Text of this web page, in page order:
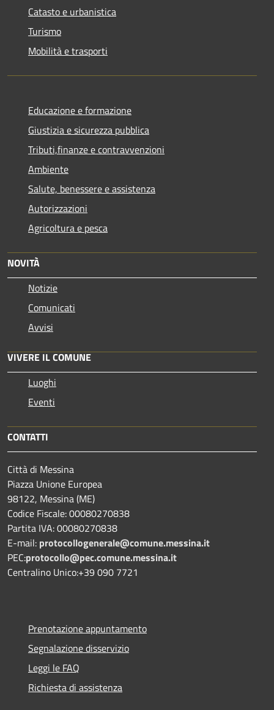
Catasto e urbanistica
Turismo
Mobilità e trasporti
Educazione e formazione
Giustizia e sicurezza pubblica
Tributi,finanze e contravvenzioni
Ambiente
Salute, benessere e assistenza
Autorizzazioni
Agricoltura e pesca
NOVITÀ
Notizie
Comunicati
Avvisi
VIVERE IL COMUNE
Luoghi
Eventi
CONTATTI
Città di Messina
Piazza Unione Europea
98122, Messina (ME)
Codice Fiscale: 00080270838
Partita IVA: 00080270838
E-mail: protocollogenerale@comune.messina.it
PEC:protocollo@pec.comune.messina.it
Centralino Unico:+39 090 7721
Prenotazione appuntamento
Segnalazione disservizio
Leggi le FAQ
Richiesta di assistenza